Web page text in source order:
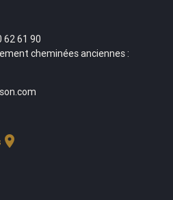
62 61 90
cheminées anciennes :
location_on